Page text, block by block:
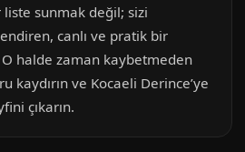
liste sunmak değil; sizi
canlı ve pratik bir
halde zaman kaybetmeden
kaydırın ve Kocaeli Derince’ye
çıkarın.